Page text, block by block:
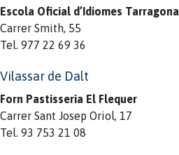
Escola Oficial d’Idiomes Tarragona
Carrer Smith, 55
Tel. 977 22 69 36
Vilassar de Dalt
Forn Pastisseria El Flequer
Carrer Sant Josep Oriol, 17
Tel. 93 753 21 08